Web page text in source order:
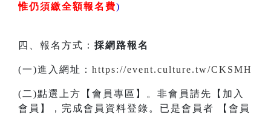
惟仍須繳全額報名費)
四、報名方式： 採網路報名
(一)進入網址： https://event.culture.tw/CKSMH
(二)點選上方【會員專區】。非會員請先【加入
會員】，完成會員資料登錄。已是會員者 【會員